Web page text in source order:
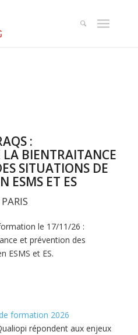
:
BIENTRAITANCE
SITUATIONS DE
ESMS ET ES
le 17/11/26 :
et prévention des
ESMS et ES.
formation 2026
répondent aux enjeux